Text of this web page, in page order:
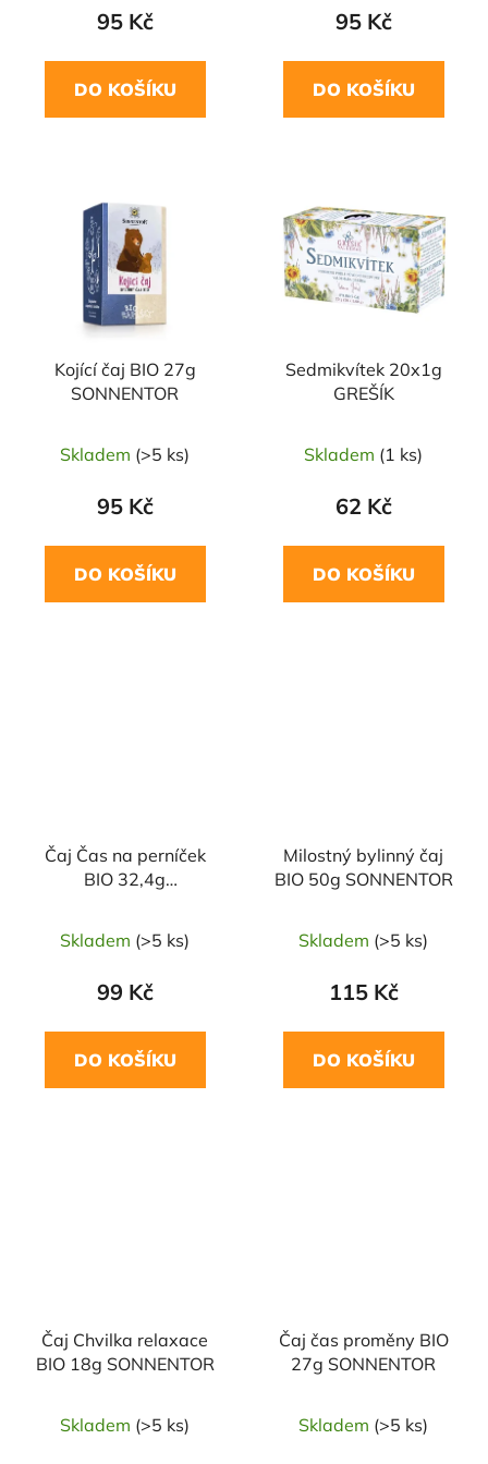
95 Kč
DO KOŠÍKU
95 Kč
DO KOŠÍKU
Kojící čaj BIO 27g
SONNENTOR
Skladem (>5 ks)
95 Kč
DO KOŠÍKU
Sedmikvítek 20x1g
GREŠÍK
Skladem (1 ks)
62 Kč
DO KOŠÍKU
Čaj Čas na perníček
BIO 32,4g
Skladem (>5 ks)
99 Kč
DO KOŠÍKU
Milostný bylinný čaj
BIO 50g SONNENTOR
Skladem (>5 ks)
115 Kč
DO KOŠÍKU
Čaj Chvilka relaxace
BIO 18g SONNENTOR
Skladem (>5 ks)
Čaj čas proměny BIO
27g SONNENTOR
Skladem (>5 ks)